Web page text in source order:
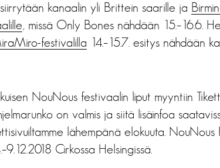
kanaalin yli Brittein saarille ja
, missä Only Bones nähdään 15.–16.6.
festivalilla 14.–15.7. esitys nähdään
NouNous festivaalin liput myyntiin
on valmis ja siitä lisäinfoa
lähempänä elokuuta. NouNous
Cirkossa Helsingissä.